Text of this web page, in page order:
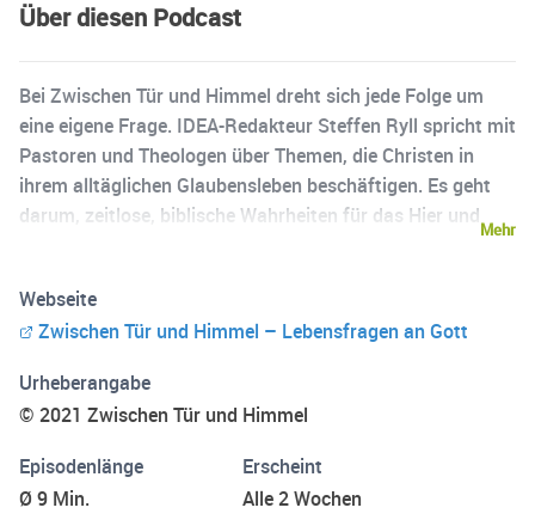
Über diesen Podcast
Bei Zwischen Tür und Himmel dreht sich jede Folge um
eine eigene Frage. IDEA-Redakteur Steffen Ryll spricht mit
Pastoren und Theologen über Themen, die Christen in
ihrem alltäglichen Glaubensleben beschäftigen. Es geht
darum, zeitlose, biblische Wahrheiten für das Hier und
Mehr
Webseite
Zwischen Tür und Himmel – Lebensfragen an Gott
Urheberangabe
© 2021 Zwischen Tür und Himmel
Episodenlänge
Ø 9 Min.
Erscheint
Alle 2 Wochen